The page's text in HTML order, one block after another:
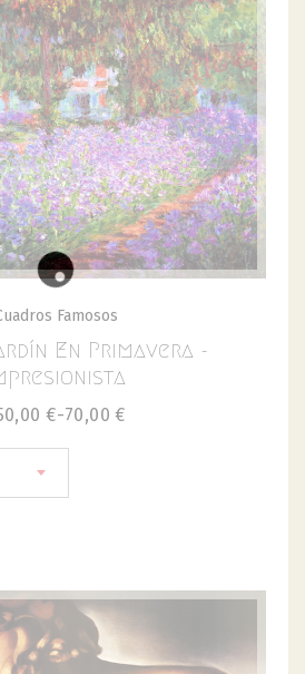
Famosos
En Primavera -
70,00 €
-
€